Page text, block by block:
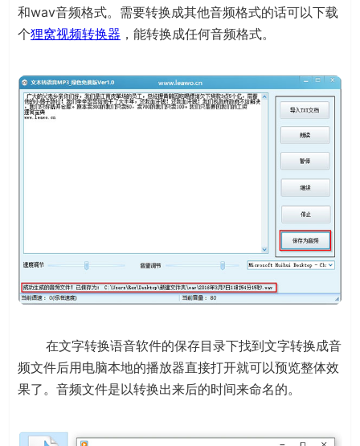
和wav音频格式。需要转换成其他音频格式的话可以下载
个狸窝视频转换器 ，能转换成任何音频格式。
在文字转换语音软件的保存目录下找到文字转换成音
频文件后用电脑本地的播放器直接打开就可以预览整体效
果了。音频文件是以转换出来后的时间来命名的。